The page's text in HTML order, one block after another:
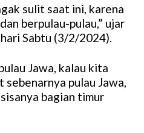
sulit saat ini, karena
berpulau-pulau,” ujar
Sabtu (3/2/2024).
Jawa, kalau kita
pulau Jawa,
bagian timur